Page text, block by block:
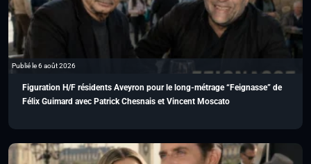
Publié le 6 août 2026
Figuration H/F résidents Aveyron pour le long-métrage “Feignasse” de
Félix Guimard avec Patrick Chesnais et Vincent Moscato